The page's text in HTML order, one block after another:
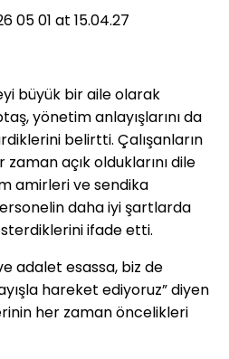
büyük bir aile olarak
yönetim anlayışlarını da
belirtti. Çalışanların
açık olduklarını dile
amirleri ve sendika
daha iyi şartlarda
ifade etti.
adalet esassa, biz de
hareket ediyoruz” diyen
her zaman öncelikleri